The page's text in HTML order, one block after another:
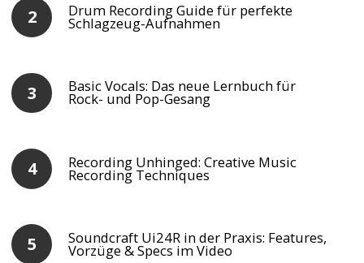
Drum Recording Guide für perfekte
Schlagzeug-Aufnahmen
Basic Vocals: Das neue Lernbuch für
Rock- und Pop-Gesang
Recording Unhinged: Creative Music
Recording Techniques
Soundcraft Ui24R in der Praxis: Features,
Vorzüge & Specs im Video